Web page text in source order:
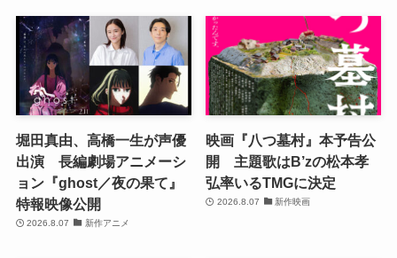
堀田真由、高橋一生が声優
出演 長編劇場アニメーシ
ョン『ghost／夜の果て』
特報映像公開
2026.8.07 新作アニメ
映画『八つ墓村』本予告公
開 主題歌はB’zの松本孝
弘率いるTMGに決定
2026.8.07 新作映画